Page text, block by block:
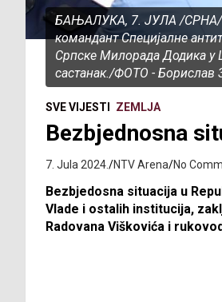
БАЊАЛУКА, 7. ЈУЛА /СРНА/ -
командант Специјалне
Српске Милорада Додика у
састанак./ФОТО - Борислав
SVE VIJESTI ZEMLJA
Bezbjednosna
7. Jula 2024. NTV Arena No
Bezbjedosna situacija u
Vlade i ostalih institucija,
Radovana Viškovića i